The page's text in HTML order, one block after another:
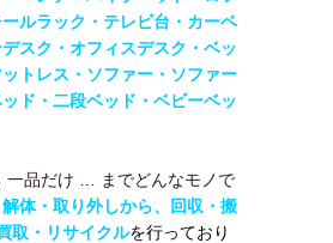
ールラック・テレビ台・カーペ
スク・オフィスデスク・ベッ
ットレス・ソファー・ソファー
ド・二段ベッド・ ベビーベッ
一品だけ … までどんなモノで
解体・取り外しから、回収・搬
取・リサイクルを行っており